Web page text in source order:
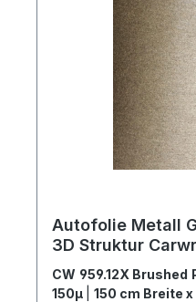
Autofolie Metall
3D Struktur
CW 959.12X Brushed Platinum Grey MATT
150µ
150 cm Breite